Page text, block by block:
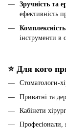
Зручність та
ефективність
інструменти в
⭐ Для кого
Стоматологи-
Приватні та
Кабінети
Професіонали,